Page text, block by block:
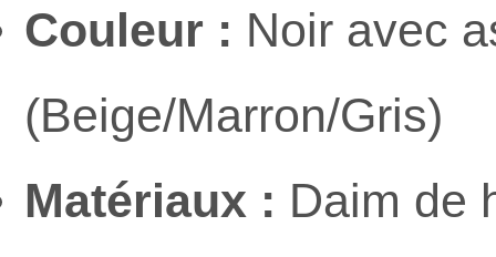
Couleur : Noir avec
(Beige/Marron/Gris)
Matériaux : Daim de